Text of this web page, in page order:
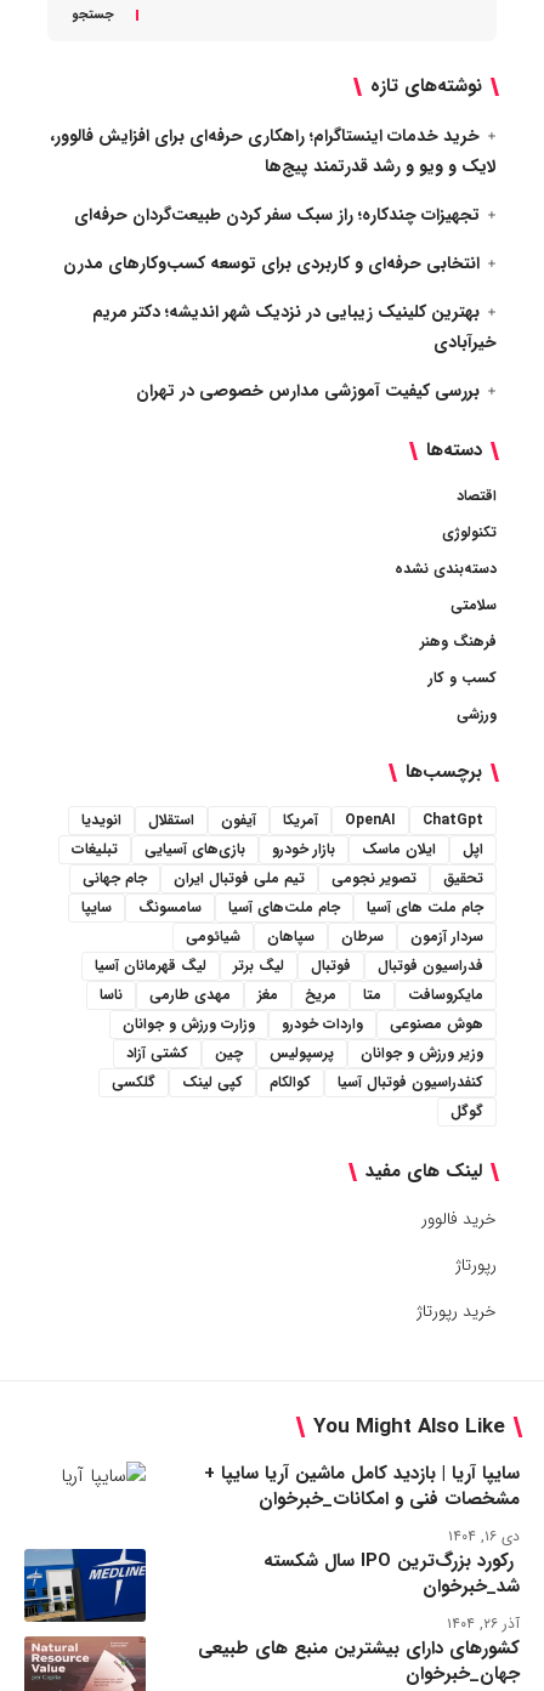
جستجو
نوشته‌های تازه
خرید خدمات اینستاگرام؛ راهکاری حرفه‌ای برای افزایش فالوور،
لایک و ویو و رشد قدرتمند پیج‌ها
تجهیزات چندکاره؛ راز سبک سفر کردن طبیعت‌گردان حرفه‌ای
انتخابی حرفه‌ای و کاربردی برای توسعه کسب‌وکارهای مدرن
بهترین کلینیک زیبایی در نزدیک شهر اندیشه؛ دکتر مریم
خیرآبادی
بررسی کیفیت آموزشی مدارس خصوصی در تهران
دسته‌ها
اقتصاد
تکنولوژی
دسته‌بندی نشده
سلامتی
فرهنگ وهنر
کسب و کار
ورزشی
برچسب‌ها
ChatGpt
OpenAI آمریکا آیفون استقلال
انویدیا
اپل
ایلان ماسک بازار خودرو بازی‌های آسیایی
تبلیغات
تحقیق
تصویر نجومی تیم ملی فوتبال ایران
جام جهانی
جام ملت های آسیا
جام ملت‌های آسیا سامسونگ
سایپا
سردار آزمون
سرطان سپاهان
شیائومی
فدراسیون فوتبال
فوتبال لیگ برتر
لیگ قهرمانان آسیا
مایکروسافت
متا مریخ مغز مهدی طارمی
ناسا
هوش مصنوعی
واردات خودرو
وزارت ورزش و جوانان
وزیر ورزش و جوانان
پرسپولیس چین
کشتی آزاد
کنفدراسیون فوتبال آسیا
کوالکام کپی لینک
گلکسی
گوگل
لینک های مفید
خرید فالوور
رپورتاژ
خرید رپورتاژ
You Might Also Like
سایپا آریا | بازدید کامل ماشین آریا سایپا +
مشخصات فنی و امکانات_خبرخوان
دی ۱۶, ۱۴۰۴
رکورد بزرگ‌ترین IPO سال شکسته
شد_خبرخوان
آذر ۲۶, ۱۴۰۴
کشورهای دارای بیشترین منبع های طبیعی
جهان_خبرخوان